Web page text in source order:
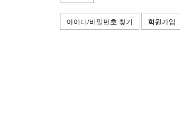
아이디/비밀번호 찾기 회원가입